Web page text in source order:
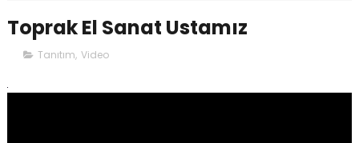
Toprak El Sanat Ustamız
Tanıtım, Video